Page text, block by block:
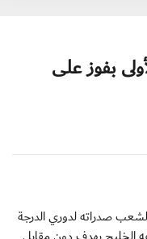
بفوز على
: واصل فريق الشعب صدراته لدوري الدرجة